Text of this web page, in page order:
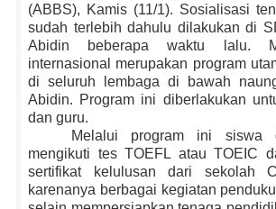
(ABBS), Kamis (11/1). Sosialisasi
sudah terlebih dahulu dilakukan di
Abidin beberapa waktu lalu.
internasional merupakan program
di seluruh lembaga di bawah
Abidin. Program ini diberlakukan
dan guru.
Melalui program ini siswa
mengikuti tes TOEFL atau TOEIC
sertifikat kelulusan dari sekolah
karenanya berbagai kegiatan